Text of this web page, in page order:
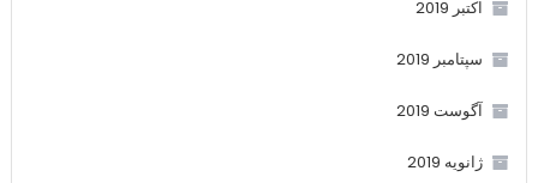
اکتبر 2019
سپتامبر 2019
آگوست 2019
ژانویه 2019